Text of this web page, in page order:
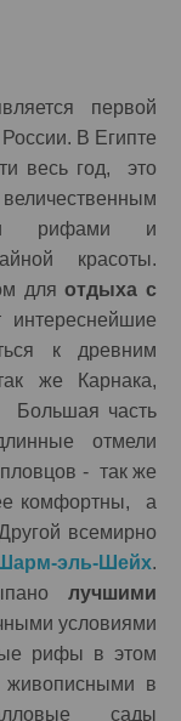
первой
В Египте
весь год, это
рифами и
красоты.
дляотдыха с
интереснейшие
к древним
же Карнака,
Большая часть
отмели
- так же
комфортны, а
всемирно
эль-Шейх.
лучшими
условиями
рифы в этом
живописными в
сады